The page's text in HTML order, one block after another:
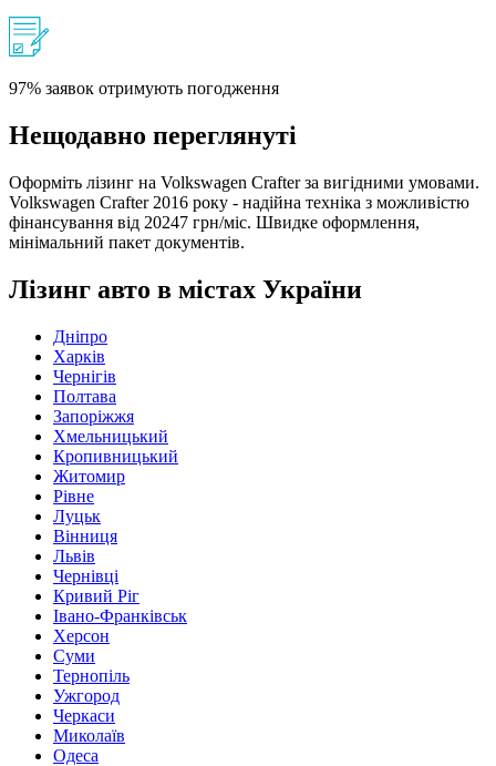
97% заявок отримують погодження
Нещодавно переглянуті
Оформіть лізинг на Volkswagen Crafter за вигідними умовами.
Volkswagen Crafter 2016 року - надійна техніка з можливістю
фінансування від 20247 грн/міс. Швидке оформлення,
мінімальний пакет документів.
Лізинг авто в містах України
Дніпро
Харків
Чернігів
Полтава
Запоріжжя
Хмельницький
Кропивницький
Житомир
Рівне
Луцьк
Вінниця
Львів
Чернівці
Кривий Ріг
Івано-Франківськ
Херсон
Суми
Тернопіль
Ужгород
Черкаси
Миколаїв
Одеса